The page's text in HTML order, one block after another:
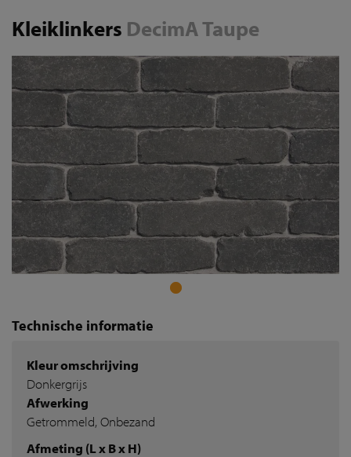
Kleiklinkers DecimA Taupe
Technische informatie
Kleur omschrijving
Donkergrijs
Afwerking
Getrommeld, Onbezand
Afmeting (L x B x H)